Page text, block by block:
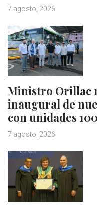
7 agosto, 2026
Ministro Orillac
inaugural de
con unidades
7 agosto, 2026